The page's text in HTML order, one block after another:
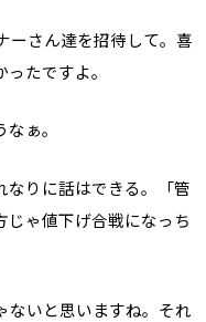
ーさん達を招待して。喜
たですよ。
ぁ。
なりに話はできる。「管
じゃ値下げ合戦になっち
ないと思いますね。それ